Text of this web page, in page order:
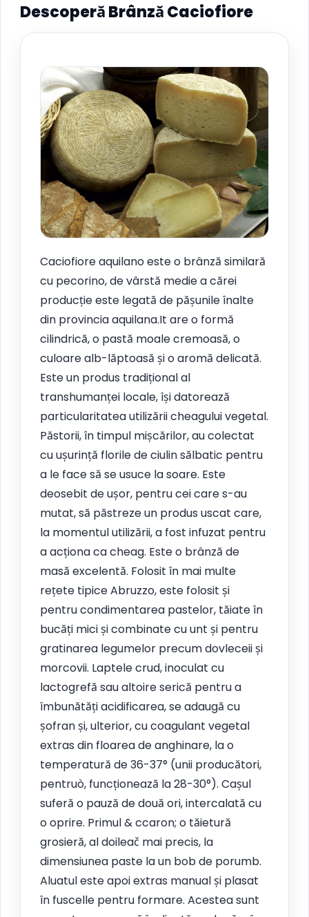
Descoperă Brânză Caciofiore
Caciofiore aquilano este o brânză similară
cu pecorino, de vârstă medie a cărei
producție este legată de pășunile înalte
din provincia aquilana.It are o formă
cilindrică, o pastă moale cremoasă, o
culoare alb-lăptoasă și o aromă delicată.
Este un produs tradițional al
transhumanței locale, își datorează
particularitatea utilizării cheagului vegetal.
Păstorii, în timpul mișcărilor, au colectat
cu ușurință florile de ciulin sălbatic pentru
a le face să se usuce la soare. Este
deosebit de ușor, pentru cei care s-au
mutat, să păstreze un produs uscat care,
la momentul utilizării, a fost infuzat pentru
a acționa ca cheag. Este o brânză de
masă excelentă. Folosit în mai multe
rețete tipice Abruzzo, este folosit și
pentru condimentarea pastelor, tăiate în
bucăți mici și combinate cu unt și pentru
gratinarea legumelor precum dovleceii și
morcovii. Laptele crud, inoculat cu
lactogrefă sau altoire serică pentru a
îmbunătăți acidificarea, se adaugă cu
șofran și, ulterior, cu coagulant vegetal
extras din floarea de anghinare, la o
temperatură de 36-37° (unii producători,
pentruò, funcționează la 28-30°). Cașul
suferă o pauză de două ori, intercalată cu
o oprire. Primul & ccaron; o tăietură
grosieră, al doileač mai precis, la
dimensiunea paste la un bob de porumb.
Aluatul este apoi extras manual și plasat
în fuscelle pentru formare. Acestea sunt